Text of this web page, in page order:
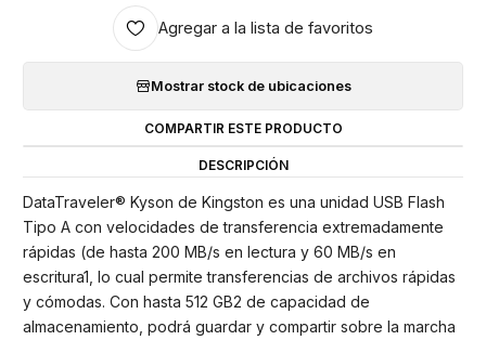
Agregar a la lista de favoritos
Mostrar stock de ubicaciones
COMPARTIR ESTE PRODUCTO
DESCRIPCIÓN
DataTraveler® Kyson de Kingston es una unidad USB Flash
Tipo A con velocidades de transferencia extremadamente
rápidas (de hasta 200 MB/s en lectura y 60 MB/s en
escritura1, lo cual permite transferencias de archivos rápidas
y cómodas. Con hasta 512 GB2 de capacidad de
almacenamiento, podrá guardar y compartir sobre la marcha